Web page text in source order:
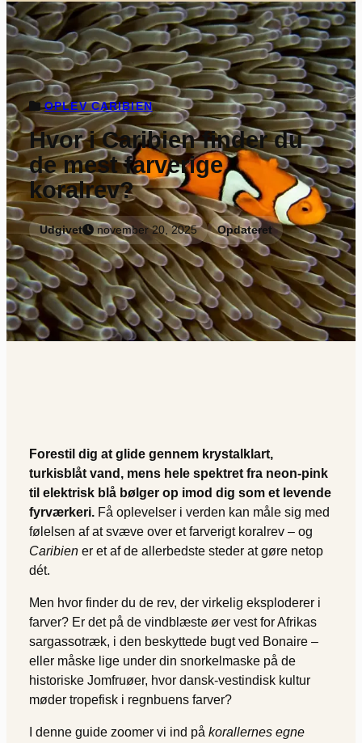
OPLEV CARIBIEN
Hvor i Caribien finder du
de mest farverige
koralrev?
Udgivet november 20, 2025 Opdateret
Forestil dig at glide gennem krystalklart,
turkisblåt vand, mens hele spektret fra neon-pink
til elektrisk blå bølger op imod dig som et levende
fyrværkeri. Få oplevelser i verden kan måle sig med
følelsen af at svæve over et farverigt koralrev – og
Caribien er et af de allerbedste steder at gøre netop
dét.
Men hvor finder du de rev, der virkelig eksploderer i
farver? Er det på de vindblæste øer vest for Afrikas
sargassotræk, i den beskyttede bugt ved Bonaire –
eller måske lige under din snorkelmaske på de
historiske Jomfruøer, hvor dansk-vestindisk kultur
møder tropefisk i regnbuens farver?
I denne guide zoomer vi ind på korallernes egne